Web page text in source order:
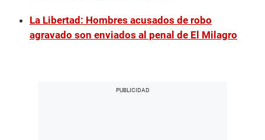
La Libertad: Hombres acusados de robo
agravado son enviados al penal de El Milagro